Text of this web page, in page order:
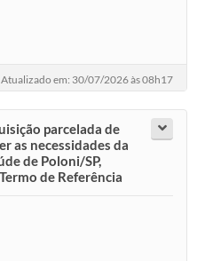
Atualizado em: 30/07/2026 às 08h17
parcelada de
as necessidades da
de Poloni/SP,
de Referência